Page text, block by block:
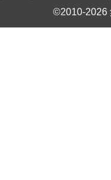
©2010-2026